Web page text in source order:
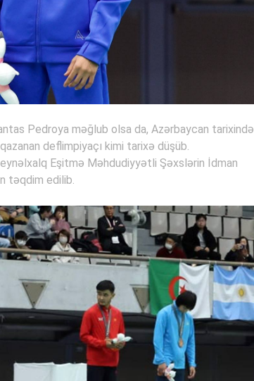
Pedroya məğlub olsa da, Azərbaycan tarixində
deflimpiyaçı kimi tarixə düşüb.
Eşitmə Məhdudiyyətli Şəxslərin İdman
təqdim edilib.